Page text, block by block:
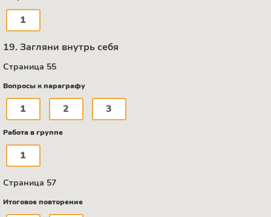
1
19. Загляни внутрь себя
Страница 55
Вопросы к параграфу
1 2 3
Работа в группе
1
Страница 57
Итоговое повторение